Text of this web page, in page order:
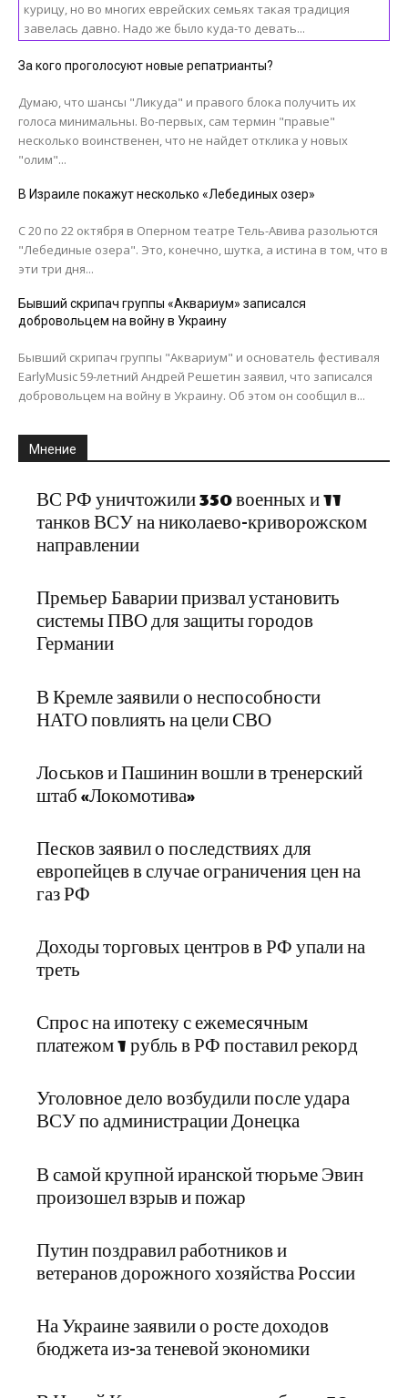
курицу, но во многих еврейских семьях такая традиция
завелась давно. Надо же было куда-то девать...
За кого проголосуют новые репатрианты?
Думаю, что шансы "Ликуда" и правого блока получить их
голоса минимальны. Во-первых, сам термин "правые"
несколько воинственен, что не найдет отклика у новых
"олим"...
В Израиле покажут несколько «Лебединых озер»
С 20 по 22 октября в Оперном театре Тель-Авива разольются
"Лебединые озера". Это, конечно, шутка, а истина в том, что в
эти три дня...
Бывший скрипач группы «Аквариум» записался
добровольцем на войну в Украину
Бывший скрипач группы "Аквариум" и основатель фестиваля
EarlyMusic 59-летний Андрей Решетин заявил, что записался
добровольцем на войну в Украину. Об этом он сообщил в...
Мнение
ВС РФ уничтожили 350 военных и 11
танков ВСУ на николаево-криворожском
направлении
Премьер Баварии призвал установить
системы ПВО для защиты городов
Германии
В Кремле заявили о неспособности
НАТО повлиять на цели СВО
Лоськов и Пашинин вошли в тренерский
штаб «Локомотива»
Песков заявил о последствиях для
европейцев в случае ограничения цен на
газ РФ
Доходы торговых центров в РФ упали на
треть
Спрос на ипотеку с ежемесячным
платежом 1 рубль в РФ поставил рекорд
Уголовное дело возбудили после удара
ВСУ по администрации Донецка
В самой крупной иранской тюрьме Эвин
произошел взрыв и пожар
Путин поздравил работников и
ветеранов дорожного хозяйства России
На Украине заявили о росте доходов
бюджета из-за теневой экономики